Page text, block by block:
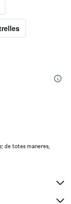
de totes maneres,